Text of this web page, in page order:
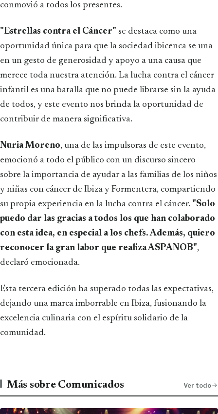
conmovió a todos los presentes.
"Estrellas contra el Cáncer" se destaca como una
oportunidad única para que la sociedad ibicenca se una
en un gesto de generosidad y apoyo a una causa que
merece toda nuestra atención. La lucha contra el cáncer
infantil es una batalla que no puede librarse sin la ayuda
de todos, y este evento nos brinda la oportunidad de
contribuir de manera significativa.
Nuria Moreno, una de las impulsoras de este evento,
emocionó a todo el público con un discurso sincero
sobre la importancia de ayudar a las familias de los niños
y niñas con cáncer de Ibiza y Formentera, compartiendo
su propia experiencia en la lucha contra el cáncer. "Solo
puedo dar las gracias a todos los que han colaborado
con esta idea, en especial a los chefs. Además, quiero
reconocer la gran labor que realiza ASPANOB",
declaró emocionada.
Esta tercera edición ha superado todas las expectativas,
dejando una marca imborrable en Ibiza, fusionando la
excelencia culinaria con el espíritu solidario de la
comunidad.
Más sobre Comunicados Ver todo